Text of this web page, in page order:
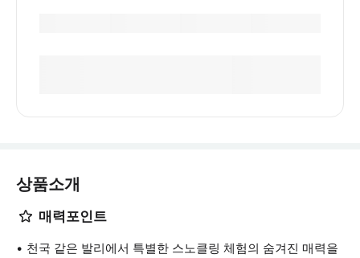
상품소개
매력포인트
천국 같은 발리에서 특별한 스노클링 체험의 숨겨진 매력을